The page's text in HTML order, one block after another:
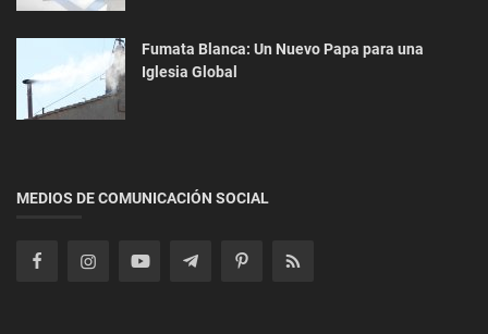
perspectivas según el Banco C...
Fumata Blanca: Un Nuevo Papa para una
Iglesia Global
MEDIOS DE COMUNICACIÓN SOCIAL